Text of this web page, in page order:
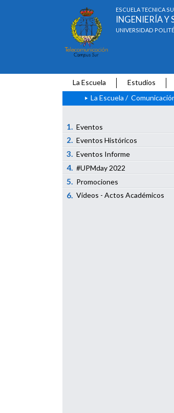
ESCUELA TÉCNICA
INGENIERÍA
UNIVERSIDAD
La Escuela Estudios
La Escuela /
1. Eventos
2. Eventos Históricos
3. Eventos Informe
4. #UPMday 2022
5. Promociones
6. Vídeos - Actos Académicos